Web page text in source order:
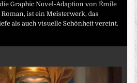
Graphic Novel-Adaption von Émile
ist ein Meisterwerk, das
als auch visuelle Schönheit vereint.